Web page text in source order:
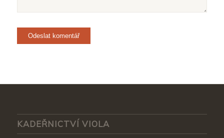
KADEŘNICTVÍ VIOLA